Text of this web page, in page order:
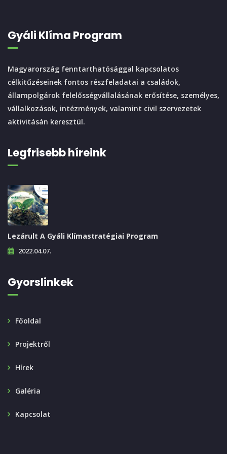
Gyáli Klíma Program
Magyarország fenntarthatósággal kapcsolatos
célkitűzéseinek fontos részfeladatai a családok,
állampolgárok felelősségvállalásának erősítése, személyes,
vállalkozások, intézmények, valamint civil szervezetek
aktivitásán keresztül.
Legfrisebb híreink
Lezárult A Gyáli Klímastratégiai Program
2022.04.07.
Gyorslinkek
Főoldal
Projektről
Hírek
Galéria
Kapcsolat